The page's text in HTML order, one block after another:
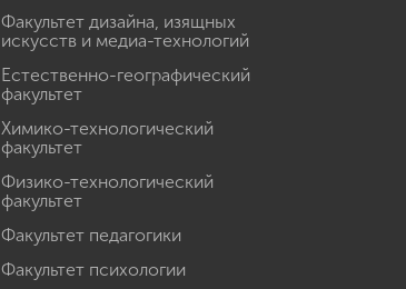
Факультет дизайна, изящных
искусств и медиа-технологий
Естественно-географический
факультет
Химико-технологический
факультет
Физико-технологический
факультет
Факультет педагогики
Факультет психологии